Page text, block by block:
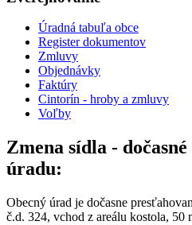
Úradná tabuľa obce
Register dokumentov
Zmluvy
Objednávky
Faktúry
Cintorín - hroby a zmluvy
Voľby
Zmena sídla -
úradu:
Obecný úrad je dočasne
č.d. 324, vchod z areálu kostola, 50